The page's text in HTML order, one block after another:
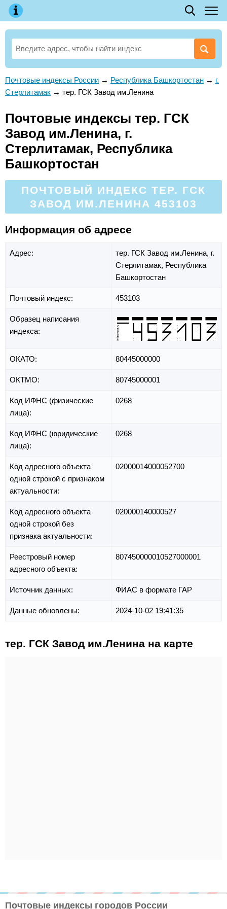
Почтовые индексы России → Республика Башкортостан → г.
Стерлитамак → тер. ГСК Завод им.Ленина
Почтовые индексы тер. ГСК
Завод им.Ленина, г.
Стерлитамак, Республика
Башкортостан
ПОЧТОВЫЙ ИНДЕКС ТЕР. ГСК
ЗАВОД ИМ.ЛЕНИНА 453103
Информация об адресе
Адрес: тер. ГСК Завод им.Ленина, г.
Стерлитамак, Республика
Башкортостан
Почтовый индекс: 453103
Образец написания
индекса:
ОКАТО: 80445000000
ОКТМО: 80745000001
Код ИФНС (физические
лица):
0268
Код ИФНС (юридические
лица):
0268
Код адресного объекта
одной строкой с признаком
актуальности:
02000014000052700
Код адресного объекта
одной строкой без
признака актуальности:
020000140000527
Реестровый номер
адресного объекта:
807450000010527000001
Источник данных: ФИАС в формате ГАР
Данные обновлены: 2024-10-02 19:41:35
тер. ГСК Завод им.Ленина на карте
Почтовые индексы городов России